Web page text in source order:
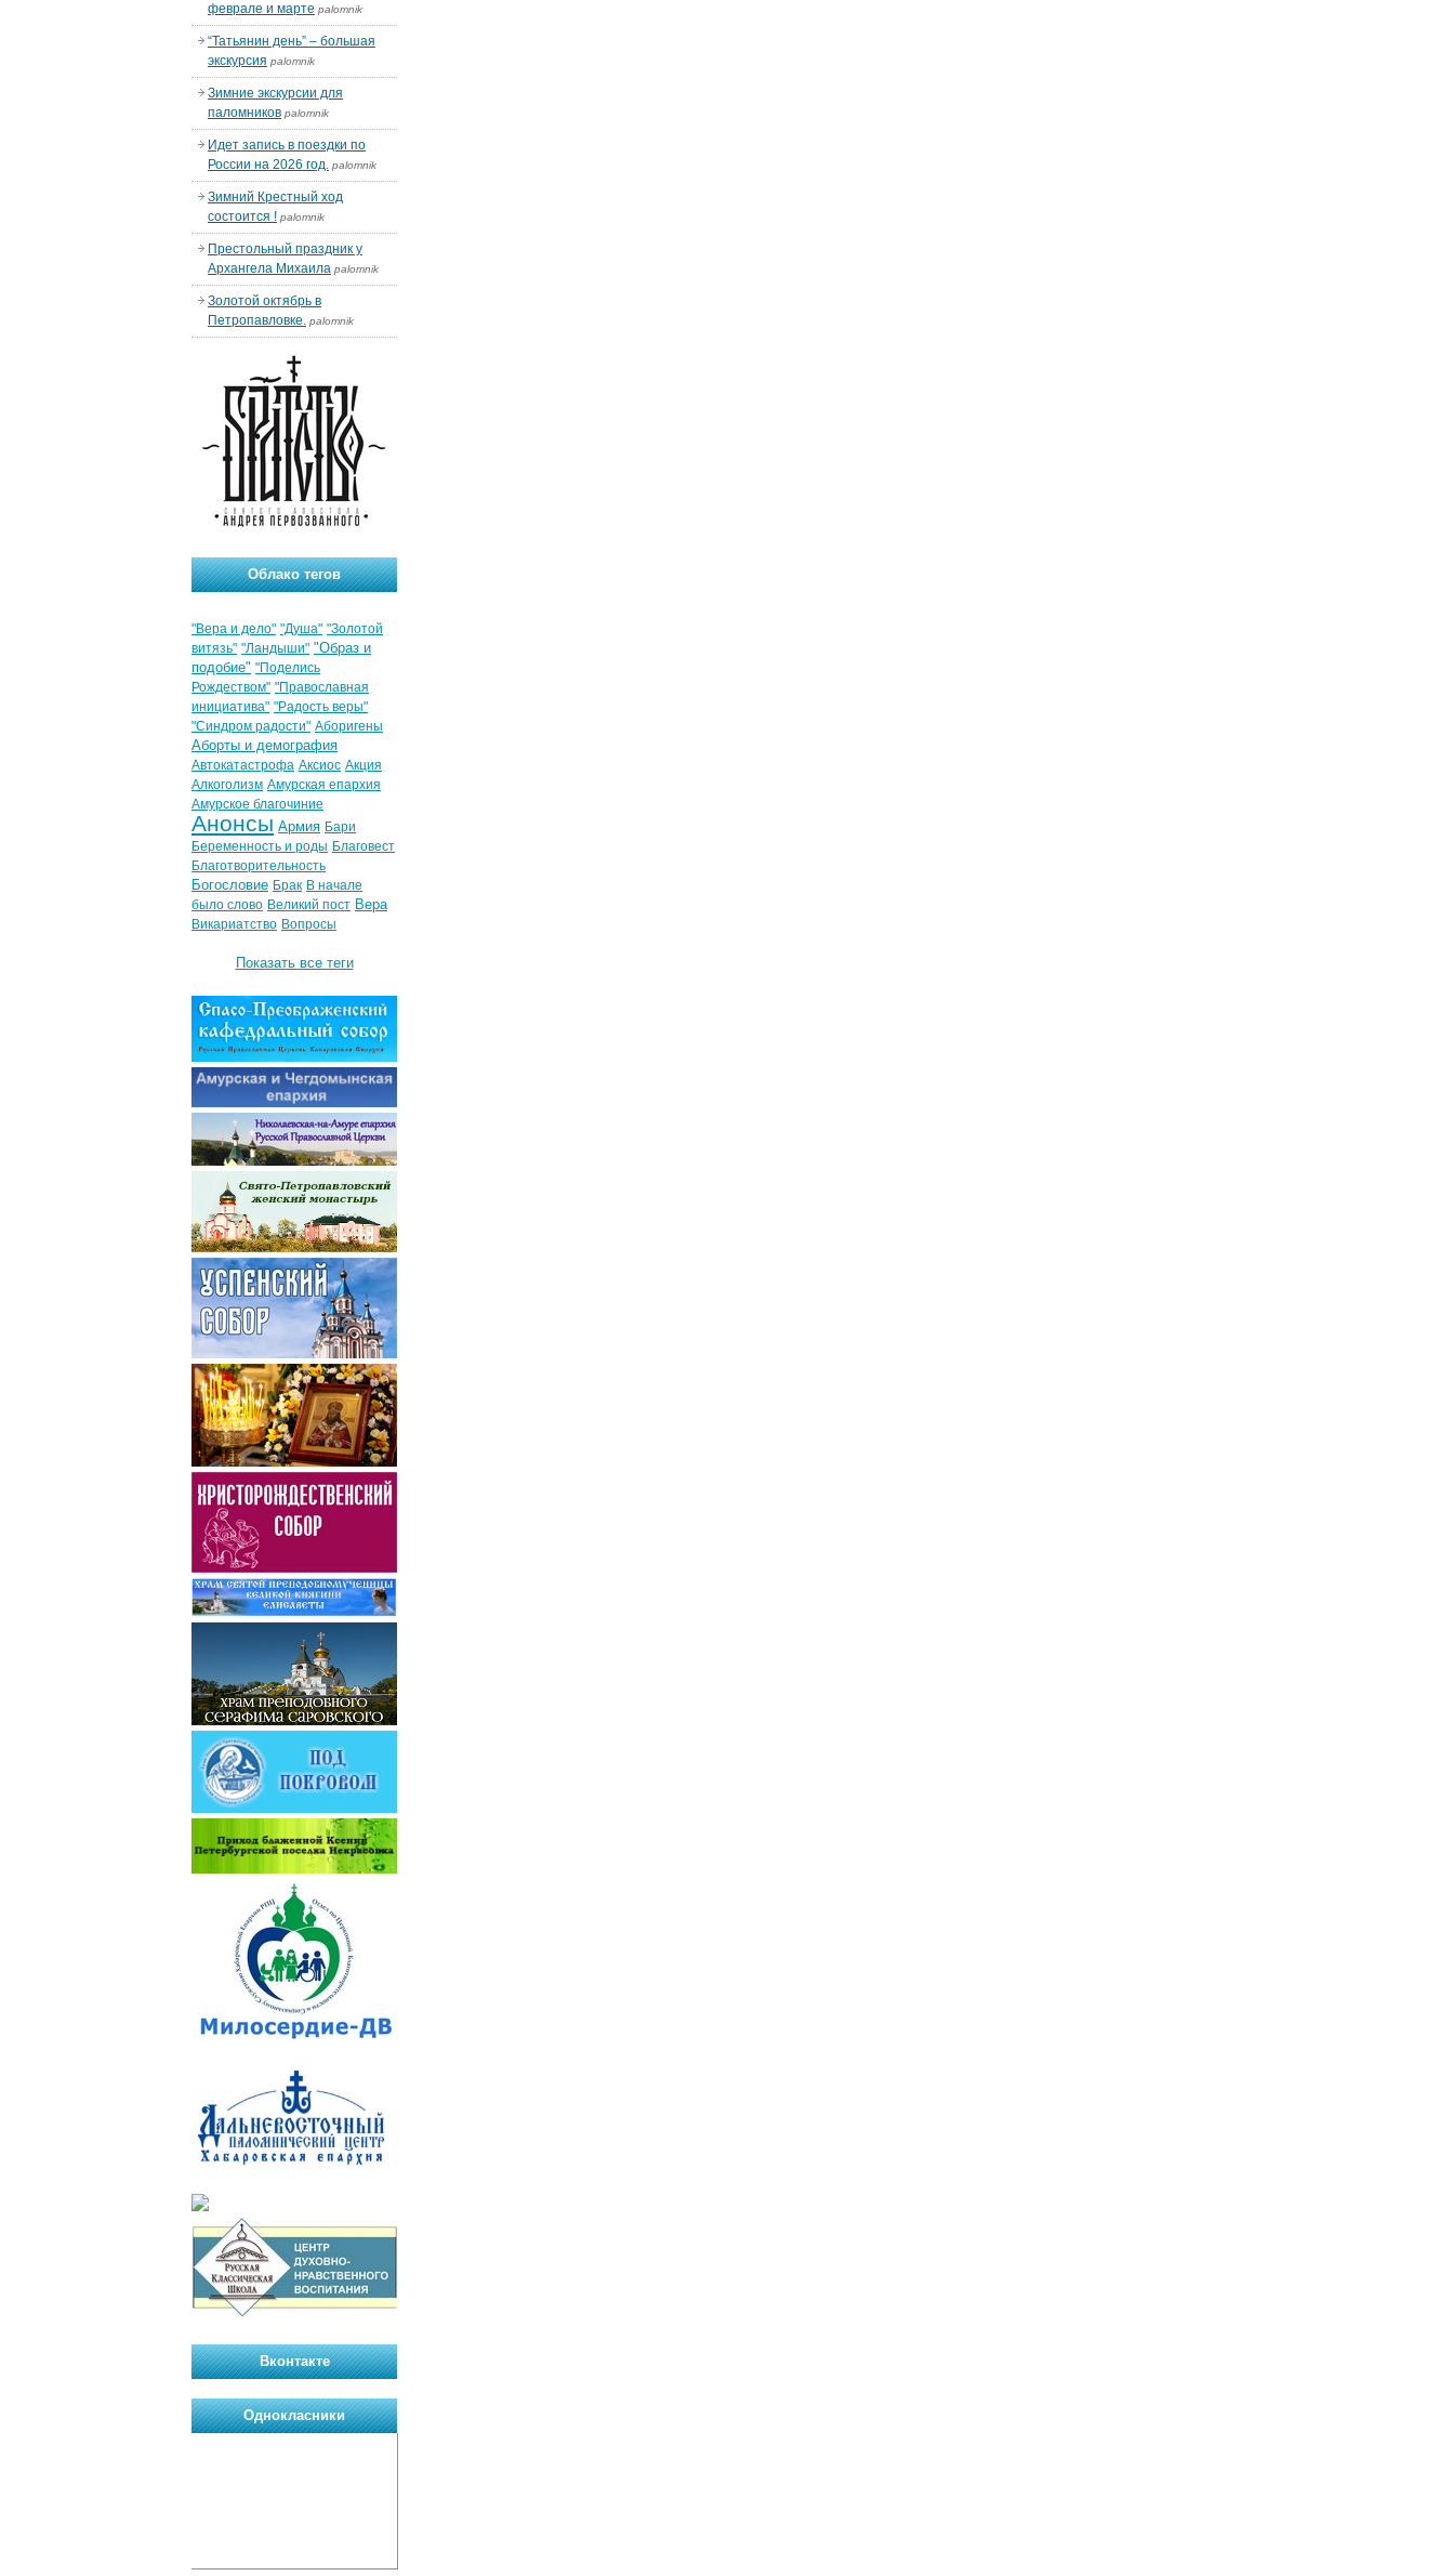
феврале и марте palomnik
“Татьянин день” – большая
экскурсия palomnik
Зимние экскурсии для
паломников palomnik
Идет запись в поездки по
России на 2026 год. palomnik
Зимний Крестный ход
состоится ! palomnik
Престольный праздник у
Архангела Михаила palomnik
Золотой октябрь в
Петропавловке. palomnik
Облако тегов
"Вера и дело" "Душа" "Золотой
витязь" "Ландыши" "Образ и
подобие" "Поделись
Рождеством" "Православная
инициатива" "Радость веры"
"Синдром радости" Аборигены
Аборты и демография
Автокатастрофа Аксиос Акция
Алкоголизм Амурская епархия
Амурское благочиние
Анонсы Армия Бари
Беременность и роды Благовест
Благотворительность
Богословие Брак В начале
было слово Великий пост Вера
Викариатство Вопросы
Показать все теги
Вконтакте
Однокласники